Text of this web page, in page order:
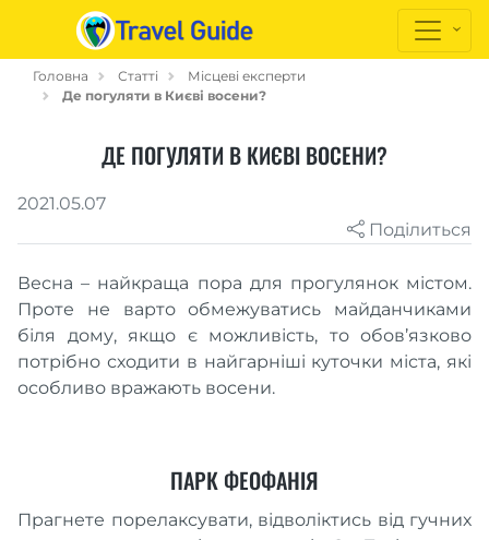
Головна Статті
Місцеві експерти
Де погуляти в Києві восени?
ДЕ ПОГУЛЯТИ В КИЄВІ ВОСЕНИ?
2021.05.07
Поділиться
Весна – найкраща пора для прогулянок містом.
Проте не варто обмежуватись майданчиками
біля дому, якщо є можливість, то обов’язково
потрібно сходити в найгарніші куточки міста, які
особливо вражають восени.
ПАРК ФЕОФАНІЯ
Прагнете порелаксувати, відволіктись від гучних